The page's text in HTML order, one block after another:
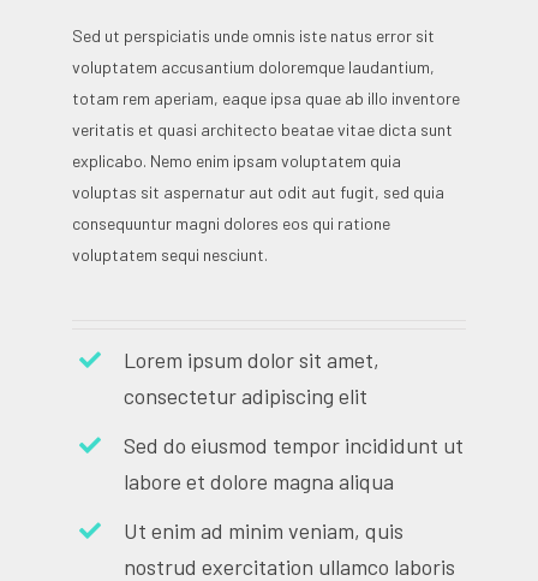
Sed ut perspiciatis unde omnis iste natus error sit
voluptatem accusantium doloremque laudantium,
totam rem aperiam, eaque ipsa quae ab illo inventore
veritatis et quasi architecto beatae vitae dicta sunt
explicabo. Nemo enim ipsam voluptatem quia
voluptas sit aspernatur aut odit aut fugit, sed quia
consequuntur magni dolores eos qui ratione
voluptatem sequi nesciunt.
Lorem ipsum dolor sit amet,
consectetur adipiscing elit
Sed do eiusmod tempor incididunt ut
labore et dolore magna aliqua
Ut enim ad minim veniam, quis
nostrud exercitation ullamco laboris